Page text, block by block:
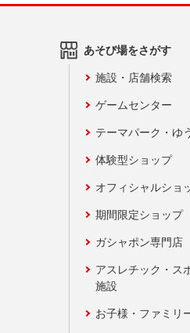
あそび場をさがす
施設・店舗検索
ゲームセンター
テーマパーク・ゆ
体験型ショップ
オフィシャルショ
期間限定ショップ
ガシャポン専門店
アスレチック・ス
施設
お子様・ファミリ